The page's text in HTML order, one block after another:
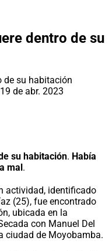
dentro de su
de abr. 2023
su habitación. Había
mal.
actividad, identificado
(25), fue encontrado
ubicada en la
con Manuel Del
ciudad de Moyobamba.